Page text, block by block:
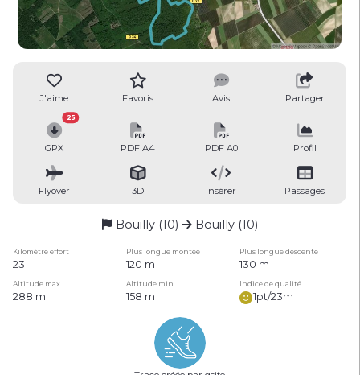
J'aime Favoris Avis Partager
GPX
25
PDF A4 PDF A0 Profil
Flyover 3D Insérer Passages
Bouilly (10) Bouilly (10)
Kilomètre effort Plus longue montée Plus longue descente
23 120 m 130 m
Altitude max Altitude min Indice de qualité
288 m 158 m 1pt/23m